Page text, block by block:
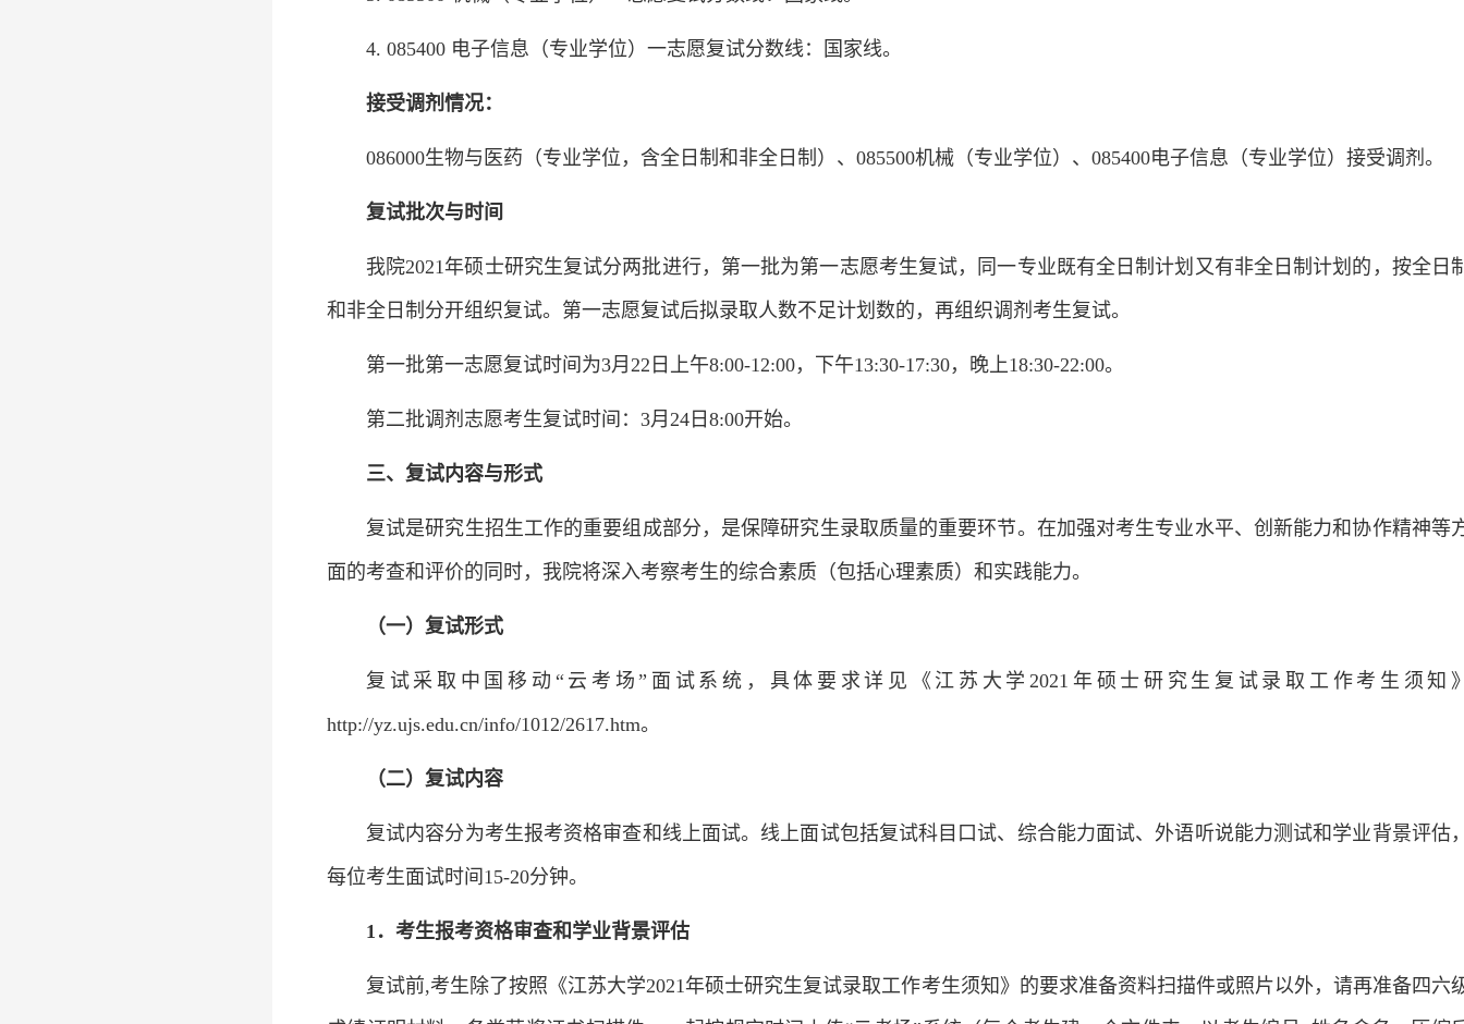
4. 085400 电子信息（专业学位）一志愿复试分数线：国家线。
接受调剂情况：
086000生物与医药（专业学位，含全日制和非全日制）、085500机械（专业学位）、085400电子信息（专业学位）接受调剂。
复试批次与时间
我院2021年硕士研究生复试分两批进行，第一批为第一志愿考生复试，同一专业既有全日制计划又有非全日制计划的，按全日
和非全日制分开组织复试。第一志愿复试后拟录取人数不足计划数的，再组织调剂考生复试。
第一批第一志愿复试时间为3月22日上午8:00-12:00，下午13:30-17:30，晚上18:30-22:00。
第二批调剂志愿考生复试时间：3月24日8:00开始。
三、复试内容与形式
复试是研究生招生工作的重要组成部分，是保障研究生录取质量的重要环节。在加强对考生专业水平、创新能力和协作精神等
面的考查和评价的同时，我院将深入考察考生的综合素质（包括心理素质）和实践能力。
（一）复试形式
复试采取中国移动“云考场”面试系统，具体要求详见《江苏大学2021年硕士研究生复试录取工作考生须知
http://yz.ujs.edu.cn/info/1012/2617.htm。
（二）复试内容
复试内容分为考生报考资格审查和线上面试。线上面试包括复试科目口试、综合能力面试、外语听说能力测试和学业背景评估
每位考生面试时间15-20分钟。
1 ．考生报考资格审查和学业背景评估
复试前,考生除了按照《江苏大学2021年硕士研究生复试录取工作考生须知》的要求准备资料扫描件或照片以外，请再准备四六